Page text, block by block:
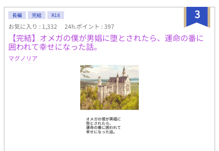
自分の意思で戦い、選ぶ受けが好き／もふもふの小型幻獣が好き
／口の悪い兄弟の掛け合いと兄弟愛が好き／「補うけれど縛らな
い」成熟した恋人同士が好き／暗殺者ギルド、潜入、戦闘のある
ダークファンタジーが好き。
※本編はR15相当の戦闘・流血・重い過去・BL要素を含みます。
※本文・表紙画像・一部ビジュアルにAI生成を使用しています。
各画像は『銀の目の逃亡者』の設定・キャラクター情報をもと
に、作者が構成・選定・調整しています。
3
長編 完結 R18
お気に入り : 1,332 24h.ポイント : 397
【完結】オメガの僕が男娼に堕とされたら、運命の番に
囲われて幸せになった話。
マグノリア